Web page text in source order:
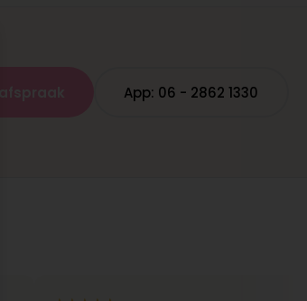
App: 06 - 2862 1330